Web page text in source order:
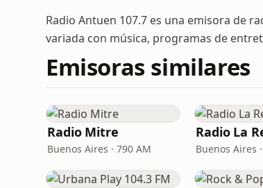
Radio Antuen 107.7 es una emisora de
variada con música, programas de
Emisoras similares
Radio Mitre
Buenos Aires · 790 AM
Radio La
Buenos Aires